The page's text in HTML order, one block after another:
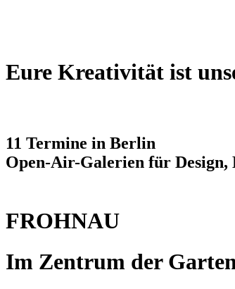
Eure Kreativität ist
11 Termine in Berlin
Open-Air-Galerien für
FROHNAU
Im Zentrum der